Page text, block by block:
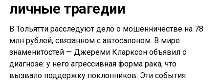
личные трагедии
В Тольятти расследуют дело о мошенничестве на 78
млн рублей, связанном с автосалоном. В мире
знаменитостей — Джереми Кларксон объявил о
диагнозе: у него агрессивная форма рака, что
вызвало поддержку поклонников. Эти события